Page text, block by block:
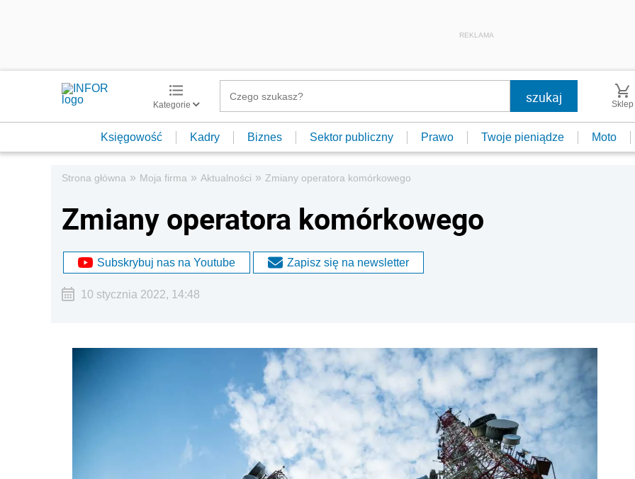
REKLAMA
Kategorie Sklep
Księgowość Kadry Biznes Sektor publiczny Prawo Twoje pieniądze Moto
Strona główna » Moja firma » Aktualności » Zmiany operatora komórkowego
Zmiany operatora komórkowego
Subskrybuj nas na Youtube Zapisz się na newsletter
10 stycznia 2022, 14:48